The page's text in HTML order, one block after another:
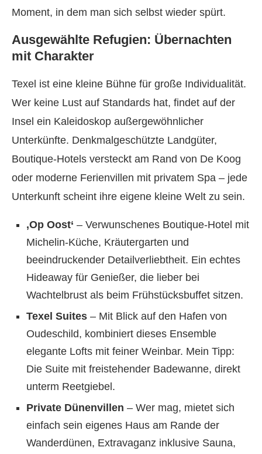
Moment, in dem man sich selbst wieder spürt.
Ausgewählte Refugien: Übernachten
mit Charakter
Texel ist eine kleine Bühne für große Individualität.
Wer keine Lust auf Standards hat, findet auf der
Insel ein Kaleidoskop außergewöhnlicher
Unterkünfte. Denkmalgeschützte Landgüter,
Boutique-Hotels versteckt am Rand von De Koog
oder moderne Ferienvillen mit privatem Spa – jede
Unterkunft scheint ihre eigene kleine Welt zu sein.
‚Op Oost‘ – Verwunschenes Boutique-Hotel mit
Michelin-Küche, Kräutergarten und
beeindruckender Detailverliebtheit. Ein echtes
Hideaway für Genießer, die lieber bei
Wachtelbrust als beim Frühstücksbuffet sitzen.
Texel Suites – Mit Blick auf den Hafen von
Oudeschild, kombiniert dieses Ensemble
elegante Lofts mit feiner Weinbar. Mein Tipp:
Die Suite mit freistehender Badewanne, direkt
unterm Reetgiebel.
Private Dünenvillen – Wer mag, mietet sich
einfach sein eigenes Haus am Rande der
Wanderdünen, Extravaganz inklusive Sauna,